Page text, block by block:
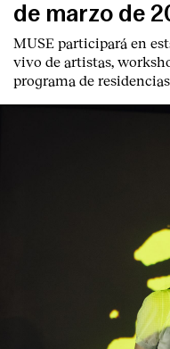
de marzo de
MUSE participará en
vivo de artistas,
programa de residencias